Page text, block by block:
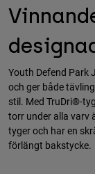
Youth Defend Park
och ger både
stil. Med TruDri®-
torr under alla varv
tyger och har en
förlängt bakstycke.